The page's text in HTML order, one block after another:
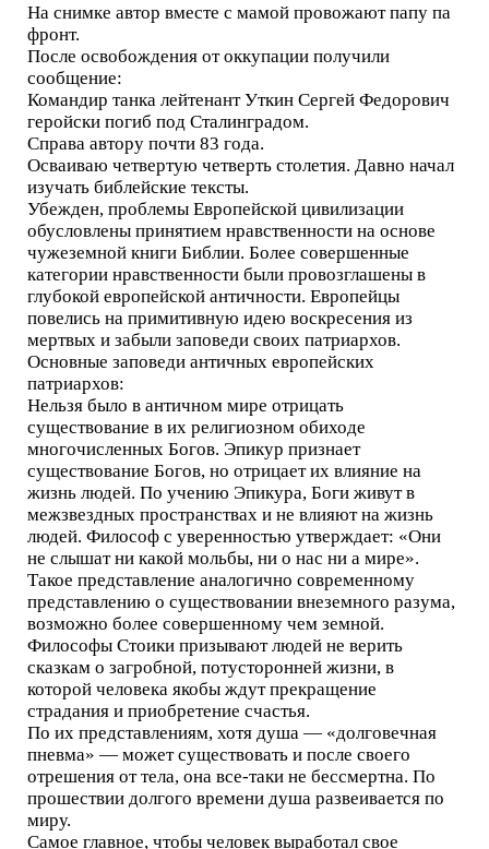
На снимке автор вместе с мамой провожают папу па
фронт.
После освобождения от оккупации получили
сообщение:
Командир танка лейтенант Уткин Сергей Федорович
геройски погиб под Сталинградом.
Справа автору почти 83 года.
Осваиваю четвертую четверть столетия. Давно начал
изучать библейские тексты.
Убежден, проблемы Европейской цивилизации
обусловлены принятием нравственности на основе
чужеземной книги Библии. Более совершенные
категории нравственности были провозглашены в
глубокой европейской античности. Европейцы
повелись на примитивную идею воскресения из
мертвых и забыли заповеди своих патриархов.
Основные заповеди античных европейских
патриархов:
Нельзя было в античном мире отрицать
существование в их религиозном обиходе
многочисленных Богов. Эпикур признает
существование Богов, но отрицает их влияние на
жизнь людей. По учению Эпикура, Боги живут в
межзвездных пространствах и не влияют на жизнь
людей. Философ с уверенностью утверждает: «Они
не слышат ни какой мольбы, ни о нас ни а мире».
Такое представление аналогично современному
представлению о существовании внеземного разума,
возможно более совершенному чем земной.
Философы Стоики призывают людей не верить
сказкам о загробной, потусторонней жизни, в
которой человека якобы ждут прекращение
страдания и приобретение счастья.
По их представлениям, хотя душа — «долговечная
пневма» — может существовать и после своего
отрешения от тела, она все-таки не бессмертна. По
прошествии долгого времени душа развеивается по
миру.
Самое главное, чтобы человек выработал свое